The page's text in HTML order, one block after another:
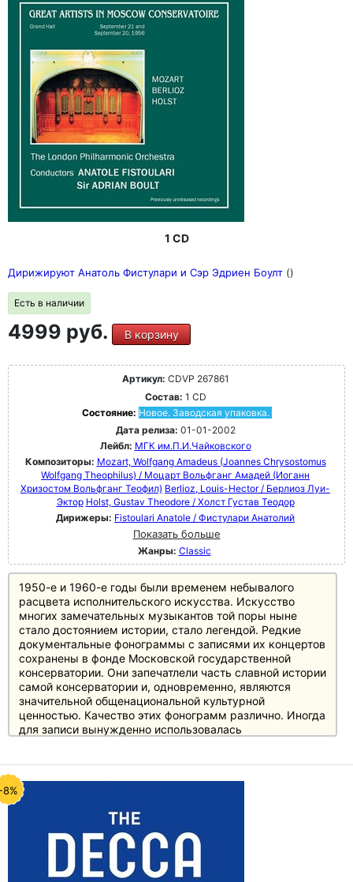
1 CD
Дирижируют Анатоль Фистулари и Сэр Эдриен Боулт ()
Есть в наличии
4999 руб. В корзину
Артикул: CDVP 267861
Состав: 1 CD
Состояние: Новое. Заводская упаковка.
Дата релиза: 01-01-2002
Лейбл: МГК им.П.И.Чайковского
Композиторы: Mozart, Wolfgang Amadeus (Joannes Chrysostomus
Wolfgang Theophilus) / Моцарт Вольфганг Амадей (Иоганн
Хризостом Вольфганг Теофил) Berlioz, Louis-Hector / Берлиоз Луи-
Эктор Holst, Gustav Theodore / Холст Густав Теодор
Дирижеры: Fistoulari Anatole / Фистулари Анатолий
Показать больше
Жанры: Classic
1950-е и 1960-е годы были временем небывалого
расцвета исполнительского искусства. Искусство
многих замечательных музыкантов той поры ныне
стало достоянием истории, стало легендой. Редкие
документальные фонограммы с записями их концертов
сохранены в фонде Московской государственной
консерватории. Они запечатлели часть славной истории
самой консерватории и, одновременно, являются
значительной общенациональной культурной
ценностью. Качество этих фонограмм различно. Иногда
для записи вынужденно использовалась
значительные, иногда неисправимыедефекты, они
сохранили до наших дней искусство выдающихся
музыкантов прошедших лет, «остановили»
неповторимое мгновение. Ныне, после необходимой
восстановительной работы, некоторые из этих
фонограмм составили основу серии компакт-дисков,
подготовленных Лабораторией Звукозаписи
8%